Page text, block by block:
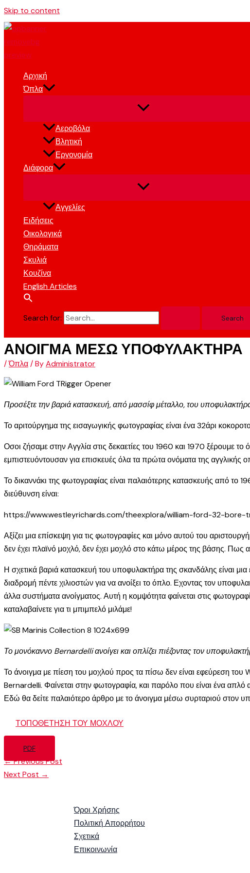
Skip to content
Αρχική
Όπλα
Αεροβόλα
Βλητική
Εργονομία
Διάφορα
Αγγελίες
Ειδήσεις
Οικολογικά
Θηράματα
Σκυλιά
Κουζίνα
English Articles
Search for:
ΑΝΟΙΓΜΑ ΜΕΣΩ ΥΠΟΦΥΛΑΚΤΗΡΑ
/Όπλα/ ByAdministrator
Προσέξτε την βαριά κατασκευή, από μασσίφ μέταλλο, του
Το αριτούργημα της εισαγωγικής φωτογραφίας είναι ένα 32άρι
Οσοι ζήσαμε στην Αγγλία στις δεκαετίες του 1960 και 1970 ξέρουμε
εμπιστευόντουσαν για επισκευές όλα τα πρώτα ονόματα της αγγλικής
Το δικαννάκι της φωτογραφίας είναι παλαιότερης κατασκευής από
διεύθυνση είναι:
https://www.westleyrichards.com/theexplora/william-ford-32-
Αξίζει μια επίσκεψη για τις φωτογραφίες και μόνο αυτού του
δεν έχει πλαϊνό μοχλό, δεν έχει μοχλό στο κάτω μέρος της βάσης. Πως
Η σχετικά βαριά κατασκευή του υποφυλακτήρα της σκανδάλης είναι
διαδρομή πέντε χιλιοστών για να ανοίξει το όπλο. Εχοντας τον
άλλα συστήματα ανοίγματος. Αυτή η κομψότητα φαίνεται στις
καταλαβαίνετε για τι μπιμπελό μιλάμε!
Το μονόκαννο Bernardelli ανοίγει και οπλίζει πιέζοντας τον
Το άνοιγμα με πίεση του μοχλού προς τα πίσω δεν είναι εφεύρεση
Bernardelli. Φαίνεται στην φωτογραφία, και παρόλο που είναι ένα απλό
Εδώ θα δείτε παλαιότερο άρθρο με το άνοιγμα μέσω συρταριού στον
ΤΟΠΟΘΕΤΗΣΗ ΤΟΥ ΜΟΧΛΟΥ
PDF
←Previous Post
Next Post →
Όροι Χρήσης
Πολιτική Απορρήτου
Σχετικά
Επικοινωνία